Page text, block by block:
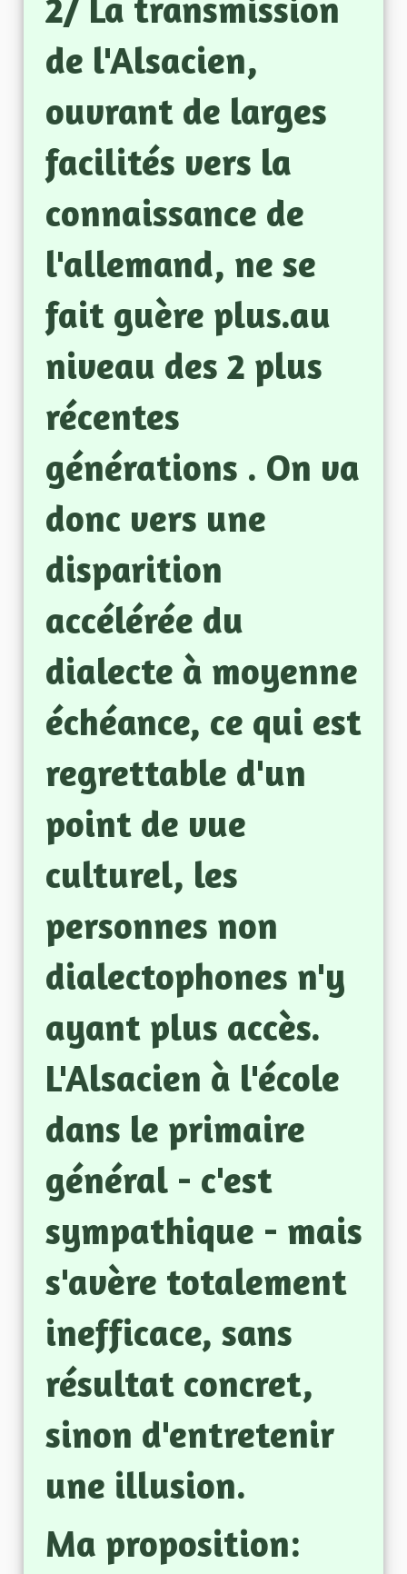
2/ La transmission
de l'Alsacien,
ouvrant de larges
facilités vers la
connaissance de
l'allemand, ne se
fait guère plus.au
niveau des 2 plus
récentes
générations . On va
donc vers une
disparition
accélérée du
dialecte à moyenne
échéance, ce qui est
regrettable d'un
point de vue
culturel, les
personnes non
dialectophones n'y
ayant plus accès.
L'Alsacien à l'école
dans le primaire
général - c'est
sympathique - mais
s'avère totalement
inefficace, sans
résultat concret,
sinon d'entretenir
une illusion.
Ma proposition: